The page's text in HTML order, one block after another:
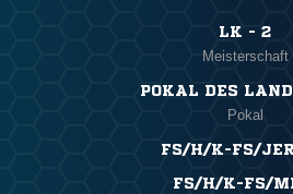
LK - 2
Meisterschaft
POKAL DES
Pokal
FS/H/K-FS/
FS/H/K-FS/